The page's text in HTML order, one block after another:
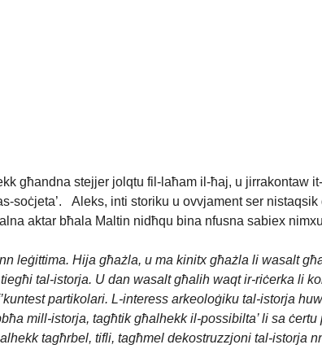
għandna stejjer jolqtu fil-laħam il-ħaj, u jirrakontaw
soċjeta’. Aleks, inti storiku u ovvjament ser
aktar bħala Maltin nidħqu bina nfusna sabiex
leġittima. Hija għażla, u ma kinitx għażla li wasalt
tal-istorja. U dan wasalt għalih waqt ir-riċerka li
partikolari. L-interess arkeoloġiku tal-istorja
mill-istorja, tagħtik għalhekk il-possibilta’ li sa
tagħrbel, tifli, tagħmel dekostruzzjoni tal-istorja